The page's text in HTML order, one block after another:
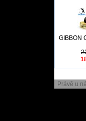
GIBBON
Právě u